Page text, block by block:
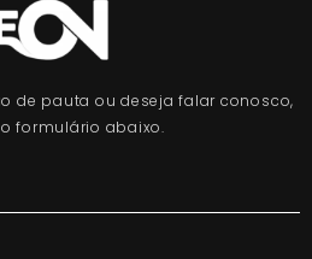
de pauta ou deseja falar conosco,
formulário abaixo.